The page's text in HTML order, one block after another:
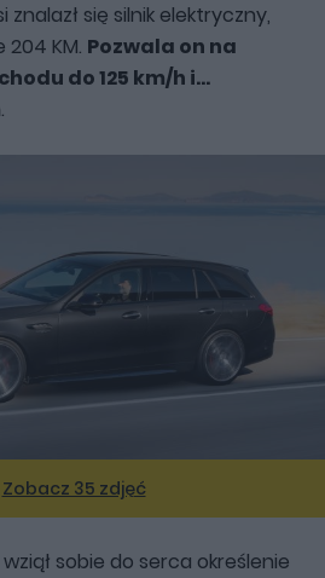
się silnik elektryczny,
KM. Pozwala on na
do 125 km/h i...
.
Zobacz 35 zdjęć
sobie do serca określenie